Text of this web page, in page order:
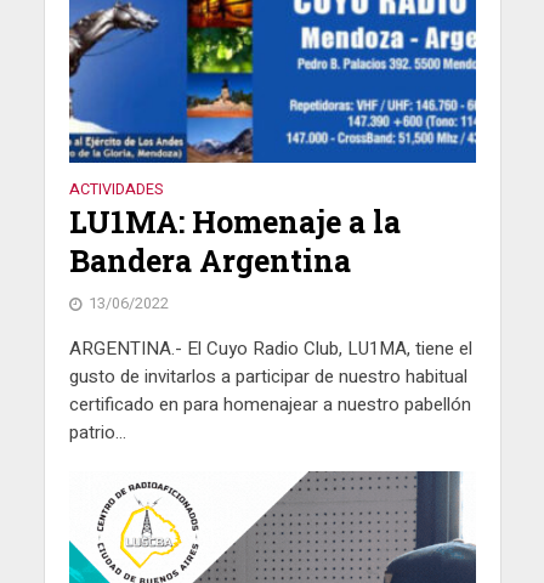
ACTIVIDADES
LU1MA: Homenaje a la
Bandera Argentina
13/06/2022
ARGENTINA.- El Cuyo Radio Club, LU1MA, tiene el
gusto de invitarlos a participar de nuestro habitual
certificado en para homenajear a nuestro pabellón
patrio...